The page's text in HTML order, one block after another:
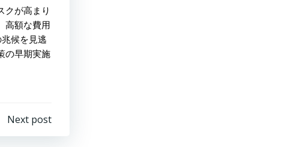
クが高まり
高額な費用
候を見逃
の早期実施
Next post